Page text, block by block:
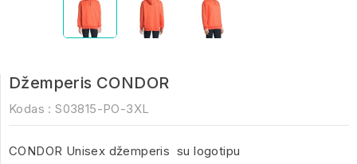
Džemperis CONDOR
Kodas : S03815-PO-3XL
CONDOR Unisex džemperis su logotipu